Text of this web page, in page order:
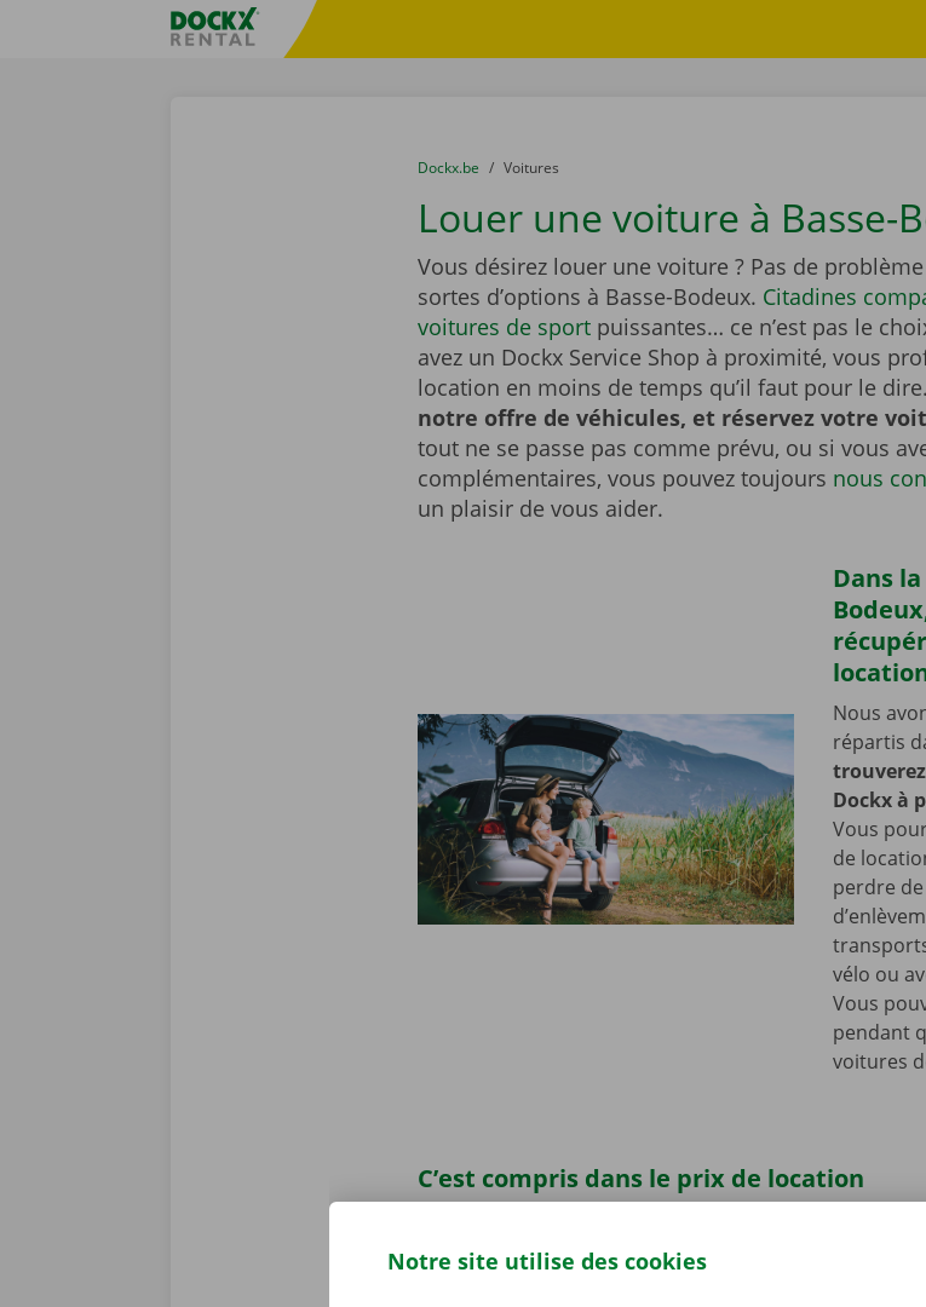
sitename
You are here:
du
Dockx.be to
Voitures
Louer une voiture à Basse-
Vous désirez louer une voiture ? Pas de
sortes d’options à Basse-Bodeux. Citadines
voitures de sportpuissantes… ce n’est pas le
avez un Dockx Service Shop à proximité, vous
location en moins de temps qu’il faut pour le dire.
notre offre de véhicules, et réservez votre
tout ne se passe pas comme prévu, ou si vous
complémentaires, vous pouvez toujours nous
un plaisir de vous aider.
Dans
Nous
répartis
Dockx à
Vous
de
perdre
vélo ou
Vous
pendant
voitures
C’est compris dans le prix de location
vous ramènerez votre voiture de location.
personnalisés sont en effet très importants pour nous
Notre site utilise des cookies